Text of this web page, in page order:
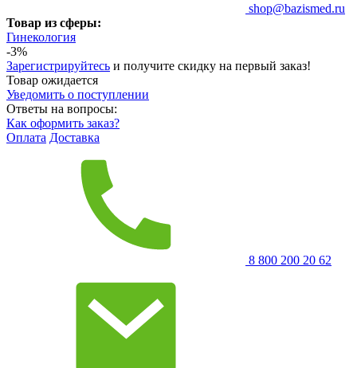
shop@bazismed.ru
Товар из сферы:
Гинекология
-3%
Зарегистрируйтесь и получите скидку на первый заказ!
Товар ожидается
Уведомить о поступлении
Ответы на вопросы:
Как оформить заказ?
Оплата Доставка
8 800 200 20 62